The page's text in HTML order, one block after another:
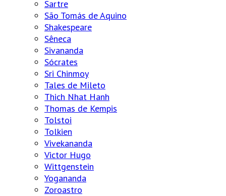
Sartre
São Tomás de Aquino
Shakespeare
Sêneca
Sivananda
Sócrates
Sri Chinmoy
Tales de Mileto
Thich Nhat Hanh
Thomas de Kempis
Tolstoi
Tolkien
Vivekananda
Victor Hugo
Wittgenstein
Yogananda
Zoroastro